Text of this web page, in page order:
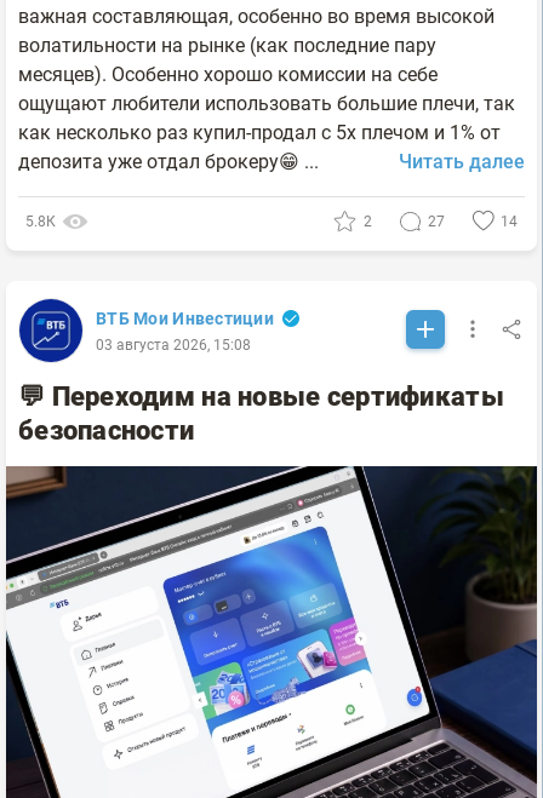
важная составляющая, особенно во время высокой
волатильности на рынке (как последние пару
месяцев). Особенно хорошо комиссии на себе
ощущают любители использовать большие плечи, так
как несколько раз купил-продал с 5х плечом и 1% от
депозита уже отдал брокеру😁 ...
Читать далее
5.8К 2 27 14
ВТБ Мои Инвестиции
03 августа 2026, 15:08
💬 Переходим на новые сертификаты
безопасности